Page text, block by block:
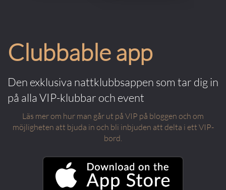
Clubbable app
Den exklusiva nattklubbsappen som tar dig in
på alla VIP-klubbar och event
Läs mer om hur man går ut på VIP på bloggen och om
möjligheten att bjuda in och bli inbjuden att delta i ett VIP-
bord.